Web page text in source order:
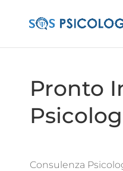
Pronto
Consulenza